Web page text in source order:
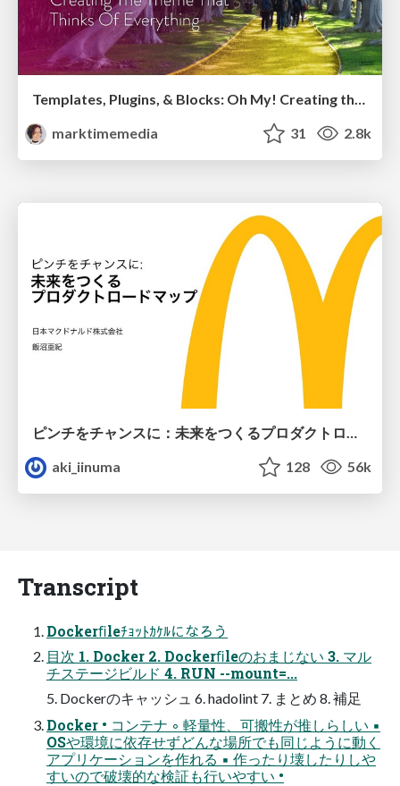
Templates, Plugins, & Blocks: Oh My! Creating the theme that thinks of everything
marktimemedia
31 2.8k
aki_iinuma
128 56k
Transcript
Dockerﬁleﾁｮｯﾄｶｹﾙになろう
目次 1. Docker 2. Dockerﬁleのおまじない 3. マル
チステージビルド 4. RUN --mount=...
5. Dockerのキャッシュ 6. hadolint 7. まとめ 8. 補足
Docker • コンテナ ◦ 軽量性、可搬性が推しらしい ▪
OSや環境に依存せずどんな場所でも同じように動く
アプリケーションを作れる ▪ 作ったり壊したりしや
すいので破壊的な検証も行いやすい •